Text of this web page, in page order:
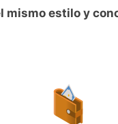
mismo estilo y